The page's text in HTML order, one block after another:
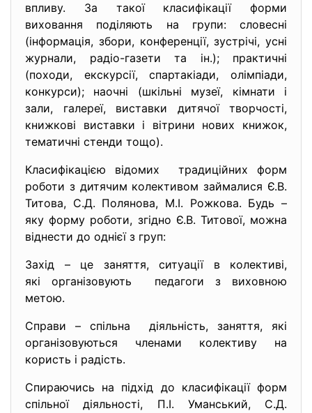
впливу. За такої класифікації форми
виховання поділяють на групи: словесні
(інформація, збори, конференції, зустрічі, усні
журнали, радіо-газети та ін.); практичні
(походи, екскурсії, спартакіади, олімпіади,
конкурси); наочні (шкільні музеї, кімнати і
зали, галереї, виставки дитячої творчості,
книжкові виставки і вітрини нових книжок,
тематичні стенди тощо).
Класифікацією відомих традиційних форм
роботи з дитячим колективом займалися Є.В.
Титова, С.Д. Полянова, М.І. Рожкова. Будь –
яку форму роботи, згідно Є.В. Титової, можна
віднести до однієї з груп:
Захід – це заняття, ситуації в колективі,
які організовують педагоги з виховною
метою.
Справи – спільна діяльність, заняття, які
організовуються членами колективу на
користь і радість.
Спираючись на підхід до класифікації форм
спільної діяльності, П.І. Уманський, С.Д.